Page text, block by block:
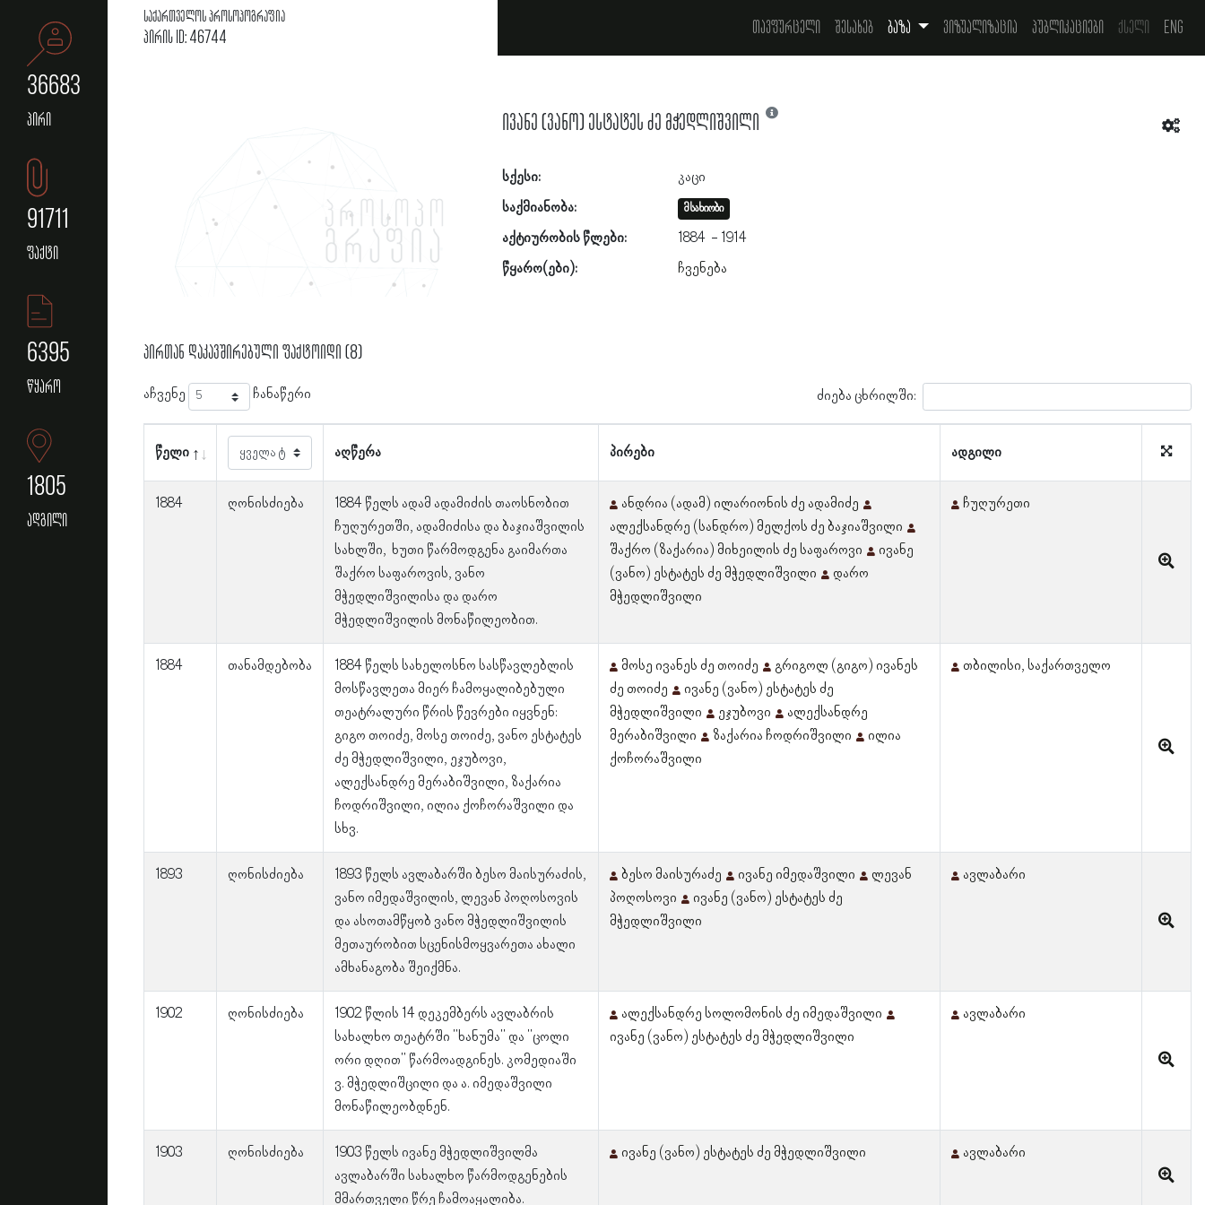
36683
პირი
91711
ფაქტი
6395
წყარო
1805
ადგილი
საქართველოს პროსოპოგრაფია
პირის ID: 46744 თავფურცელი შესახებ ბაზა ვიზუალიზაცია პუბლიკაციები ქსელი Eng
ივანე (ვანო) ესტატეს ძე მჭედლიშვილი
სქესი:
კაცი
საქმიანობა:
მსახიობი
აქტიურობის წლები: 1884
1914
წყარო(ები):
ჩვენება
პირთან დაკავშირებული ფაქტოიდი (8)
აჩვენე ჩანაწერი ძიება ცხრილში:
წელი აღწერა პირები ადგილი
1884 ღონისძიება
1884 წელს ადამ ადამიძის თაოსნობით
ჩუღურეთში, ადამიძისა და ბაჯიაშვილის
სახლში, ხუთი წარმოდგენა გაიმართა
შაქრო საფაროვის, ვანო
მჭედლიშვილისა და დარო
მჭედლიშვილის მონაწილეობით.
ანდრია (ადამ) ილარიონის ძე ადამიძე
ალექსანდრე (სანდრო) მელქოს ძე ბაჯიაშვილი
შაქრო (ზაქარია) მიხეილის ძე საფაროვი
ივანე
(ვანო) ესტატეს ძე მჭედლიშვილი
დარო
მჭედლიშვილი
ჩუღურეთი
1884 თანამდებობა
1884 წელს სახელოსნო სასწავლებლის
მოსწავლეთა მიერ ჩამოყალიბებული
თეატრალური წრის წევრები იყვნენ:
გიგო თოიძე, მოსე თოიძე, ვანო ესტატეს
ძე მჭედლიშვილი, ეჯუბოვი,
ალექსანდრე მერაბიშვილი, ზაქარია
ჩოდრიშვილი, ილია ქოჩორაშვილი და
სხვ.
მოსე ივანეს ძე თოიძე
გრიგოლ (გიგო) ივანეს
ძე თოიძე
ივანე (ვანო) ესტატეს ძე
მჭედლიშვილი
ეჯუბოვი
ალექსანდრე
მერაბიშვილი
ზაქარია ჩოდრიშვილი
ილია
ქოჩორაშვილი
თბილისი, საქართველო
1893 ღონისძიება
1893 წელს ავლაბარში ბესო მაისურაძის,
ვანო იმედაშვილის, ლევან პოღოსოვის
და ასოთამწყობ ვანო მჭედლიშვილის
მეთაურობით სცენისმოყვარეთა ახალი
ამხანაგობა შეიქმნა.
ბესო მაისურაძე ივანე იმედაშვილი
ლევან
პოღოსოვი
ივანე (ვანო) ესტატეს ძე
მჭედლიშვილი
ავლაბარი
1902 ღონისძიება
1902 წლის 14 დეკემბერს ავლაბრის
სახალხო თეატრში "ხანუმა" და "ცოლი
ორი დღით" წარმოადგინეს. კომედიაში
ვ. მჭედლიშცილი და ა. იმედაშვილი
მონაწილეობდნენ.
ალექსანდრე სოლომონის ძე იმედაშვილი
ივანე (ვანო) ესტატეს ძე მჭედლიშვილი
ავლაბარი
1903 ღონისძიება
1903 წელს ივანე მჭედლიშვილმა
ავლაბარში სახალხო წარმოდგენების
მმართველი წრე ჩამოაყალიბა.
ივანე (ვანო) ესტატეს ძე მჭედლიშვილი ავლაბარი